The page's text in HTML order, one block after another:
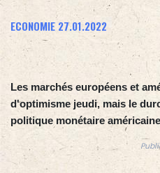
ECONOMIE 27.01.2022
Les marchés européens et
d'optimisme jeudi, mais le
politique monétaire